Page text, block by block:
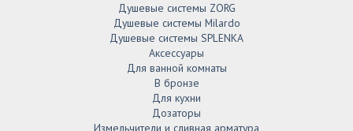
Душевые системы ZORG
Душевые системы Milardo
Душевые системы SPLENKA
Аксессуары
Для ванной комнаты
В бронзе
Для кухни
Дозаторы
Измельчители и сливная арматура